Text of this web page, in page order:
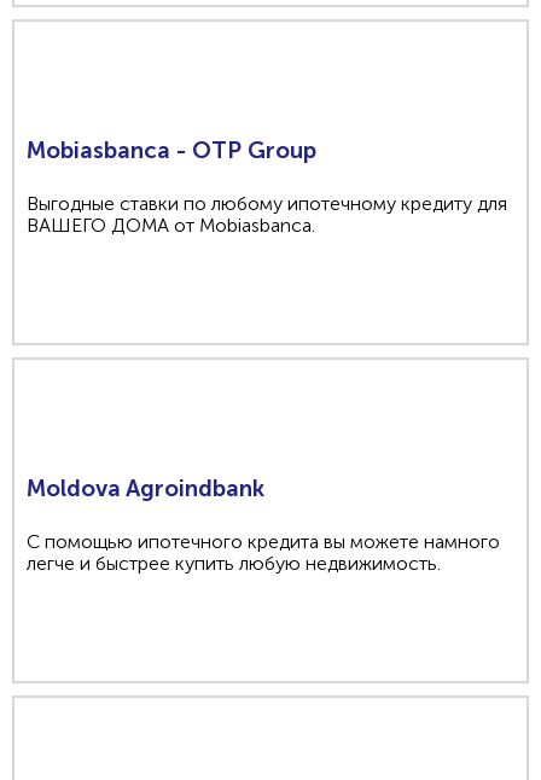
Mobiasbanca - OTP Group
Выгодные ставки по любому ипотечному кредиту для
ВАШЕГО ДОМА от Mobiasbanca.
Moldova Agroindbank
С помощью ипотечного кредита вы можете намного
легче и быстрее купить любую недвижимость.